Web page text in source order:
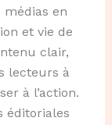
en
et vie de
clair,
lecteurs à
à l’action.
éditoriales